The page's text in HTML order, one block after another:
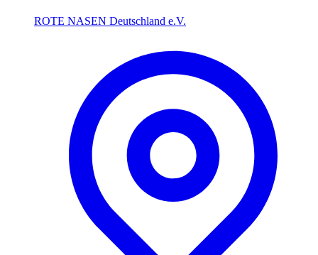
ROTE NASEN Deutschland e.V.